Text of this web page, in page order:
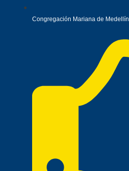
Congregación Mariana de Medellín